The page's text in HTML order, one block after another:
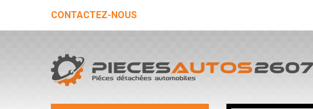
CONTACTEZ-NOUS